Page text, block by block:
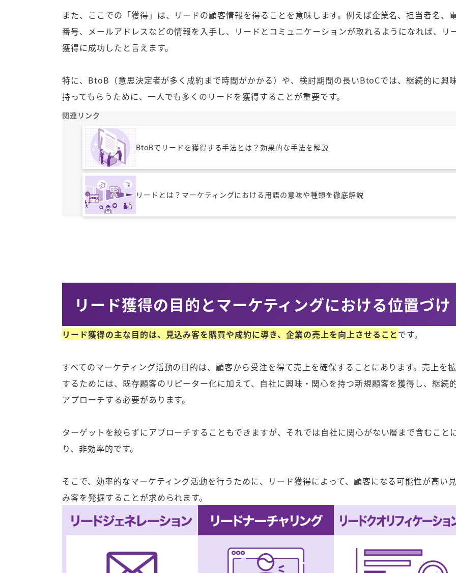
また、ここでの「獲得」は、リードの顧客情報を得ることを意味します。例えば企業名、担当者名、
番号、メールアドレスなどの情報を入手し、リードとコミュニケーションが取れるようになれば、リ
獲得に成功したと言えます。
特に、BtoB（意思決定者が多く成約まで時間がかかる）や、検討期間の長いBtoCでは、継続的に興
持ってもらうために、一人でも多くのリードを獲得することが重要です。
関連リンク
BtoBでリードを獲得する手法とは？効果的な手法を解説
リードとは？マーケティングにおける用語の意味や種類を徹底解説
リード獲得の目的とマーケティングにおける位置づけ
リード獲得の主な目的は、見込み客を購買や成約に導き、企業の売上を向上させることです。
すべてのマーケティング活動の目的は、顧客から受注を得て売上を確保することにあります。売上を
するためには、既存顧客のリピーター化に加えて、自社に興味・関心を持つ新規顧客を獲得し、継続
アプローチする必要があります。
ターゲットを絞らずにアプローチすることもできますが、それでは自社に関心がない層まで含むこと
り、非効率的です。
そこで、効率的なマーケティング活動を行うために、リード獲得によって、顧客になる可能性が高い
み客を発掘することが求められます。